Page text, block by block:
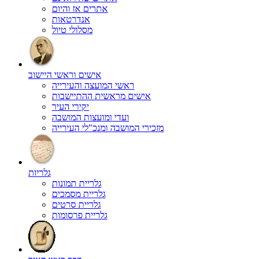
אתרים אז והיום
אנדרטאות
מסלולי טיול
אישים וראשי היישוב
ראשי המועצה והעירייה
אישים מראשית ההתיישבות
יקירי העיר
ועדי ומועצות המושבה
מזכירי המושבה ומנכ"לי העירייה
גלריות
גלריית תמונות
גלריית מסמכים
גלריית סרטים
גלריית פרסומות